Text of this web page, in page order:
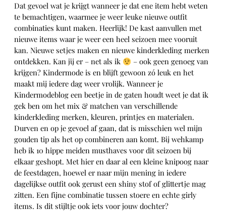
Dat gevoel wat je krijgt wanneer je dat ene item hebt weten
te bemachtigen, waarmee je weer leuke nieuwe outfit
combinaties kunt maken. Heerlijk! De kast aanvullen met
nieuwe items waar je weer een heel seizoen mee vooruit
kan. Nieuwe setjes maken en nieuwe kinderkleding merken
ontdekken. Kan jij er – net als ik
– ook geen genoeg van
krijgen? Kindermode is en blijft gewoon zó leuk en het
maakt mij iedere dag weer vrolijk. Wanneer je
Kindermodeblog een beetje in de gaten houdt weet je dat ik
gek ben om het mix & matchen van verschillende
kinderkleding merken, kleuren, printjes en materialen.
Durven en op je gevoel af gaan, dat is misschien wel mijn
gouden tip als het op combineren aan komt. Bij wehkamp
heb ik 10 hippe meiden musthaves voor dit seizoen bij
elkaar geshopt. Met hier en daar al een kleine knipoog naar
de feestdagen, hoewel er naar mijn mening in iedere
dagelijkse outfit ook gerust een shiny stof of glittertje mag
zitten. Een fijne combinatie tussen stoere en echte girly
items. Is dit stijltje ook iets voor jouw dochter?